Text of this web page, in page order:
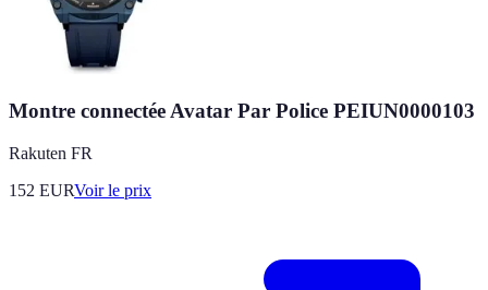
Montre connectée Avatar Par Police PEIUN0000103
Rakuten FR
152 EURVoir le prix